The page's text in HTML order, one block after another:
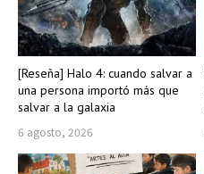
[Reseña] Halo 4: cuando salvar a
una persona importó más que
salvar a la galaxia
6 agosto, 2026